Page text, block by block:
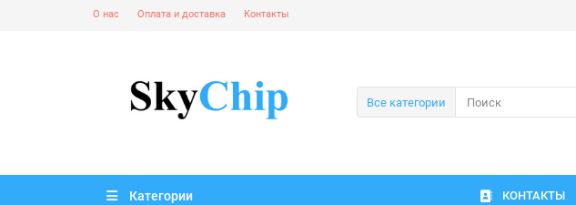
О нас Оплата и доставка Контакты
Все категории
Категории КОНТАКТЫ